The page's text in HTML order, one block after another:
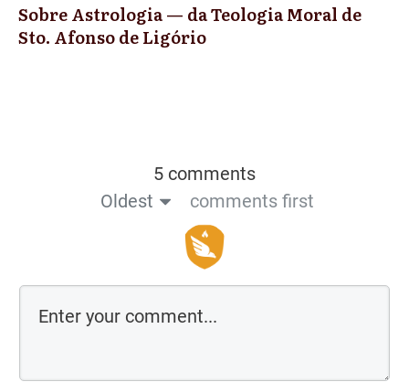
Sobre Astrologia — da Teologia Moral de
Sto. Afonso de Ligório
5 comments
Oldest
comments first